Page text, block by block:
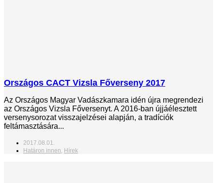
Országos CACT Vizsla Főverseny 2017
Az Országos Magyar Vadászkamara idén újra megrendezi
az Országos Vizsla Főversenyt. A 2016-ban újjáélesztett
versenysorozat visszajelzései alapján, a tradíciók
feltámasztására...
2017.08.01.
Határon innen Hírek